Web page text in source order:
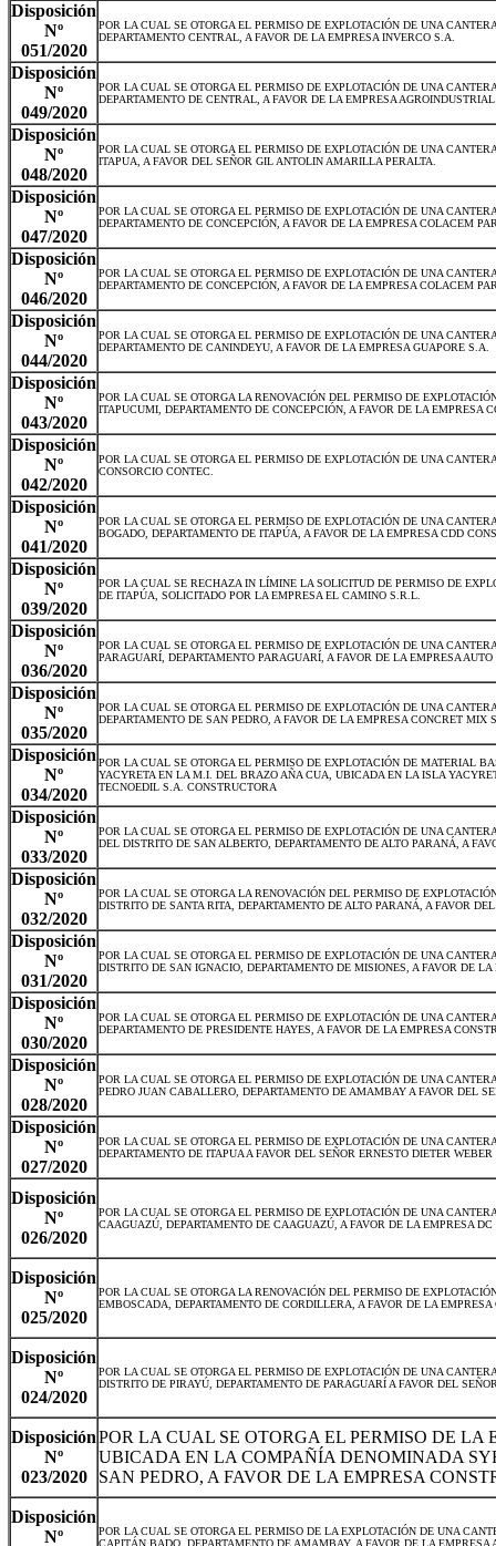
Disposición
Nº
051/2020
POR LA CUAL SE OTORGA EL PERMISO DE EXPLOTACIÓN DE UNA
DEPARTAMENTO CENTRAL, A FAVOR DE LA EMPRESA INVERCO S.A.
Disposición
Nº
049/2020
POR LA CUAL SE OTORGA EL PERMISO DE EXPLOTACIÓN DE UNA
DEPARTAMENTO DE CENTRAL, A FAVOR DE LA EMPRESA
Disposición
Nº
048/2020
POR LA CUAL SE OTORGA EL PERMISO DE EXPLOTACIÓN DE UNA
ITAPUA, A FAVOR DEL SEÑOR GIL ANTOLIN AMARILLA PERALTA.
Disposición
Nº
047/2020
POR LA CUAL SE OTORGA EL PERMISO DE EXPLOTACIÓN DE UNA
DEPARTAMENTO DE CONCEPCIÓN, A FAVOR DE LA EMPRESA COLACEM
Disposición
Nº
046/2020
POR LA CUAL SE OTORGA EL PERMISO DE EXPLOTACIÓN DE UNA
DEPARTAMENTO DE CONCEPCIÓN, A FAVOR DE LA EMPRESA COLACEM
Disposición
Nº
044/2020
POR LA CUAL SE OTORGA EL PERMISO DE EXPLOTACIÓN DE UNA
DEPARTAMENTO DE CANINDEYU, A FAVOR DE LA EMPRESA GUAPORE S.A.
Disposición
Nº
043/2020
POR LA CUAL SE OTORGA LA RENOVACIÓN DEL PERMISO DE
ITAPUCUMI, DEPARTAMENTO DE CONCEPCIÓN, A FAVOR DE LA EMPRESA
Disposición
Nº
042/2020
POR LA CUAL SE OTORGA EL PERMISO DE EXPLOTACIÓN DE UNA
CONSORCIO CONTEC.
Disposición
Nº
041/2020
POR LA CUAL SE OTORGA EL PERMISO DE EXPLOTACIÓN DE UNA
BOGADO, DEPARTAMENTO DE ITAPÚA, A FAVOR DE LA EMPRESA CDD
Disposición
Nº
039/2020
POR LA CUAL SE RECHAZA IN LÍMINE LA SOLICITUD DE PERMISO DE
DE ITAPÚA, SOLICITADO POR LA EMPRESA EL CAMINO S.R.L.
Disposición
Nº
036/2020
POR LA CUAL SE OTORGA EL PERMISO DE EXPLOTACIÓN DE UNA
PARAGUARÍ, DEPARTAMENTO PARAGUARÍ, A FAVOR DE LA EMPRESA
Disposición
Nº
035/2020
POR LA CUAL SE OTORGA EL PERMISO DE EXPLOTACIÓN DE UNA
DEPARTAMENTO DE SAN PEDRO, A FAVOR DE LA EMPRESA CONCRET MIX
Disposición
Nº
034/2020
POR LA CUAL SE OTORGA EL PERMISO DE EXPLOTACIÓN DE MATERIAL
YACYRETA EN LA M.I. DEL BRAZO AÑA CUA, UBICADA EN LA ISLA
TECNOEDIL S.A. CONSTRUCTORA
Disposición
Nº
033/2020
POR LA CUAL SE OTORGA EL PERMISO DE EXPLOTACIÓN DE UNA
DEL DISTRITO DE SAN ALBERTO, DEPARTAMENTO DE ALTO PARANÁ, A
Disposición
Nº
032/2020
POR LA CUAL SE OTORGA LA RENOVACIÓN DEL PERMISO DE
DISTRITO DE SANTA RITA, DEPARTAMENTO DE ALTO PARANÁ, A FAVOR
Disposición
Nº
031/2020
POR LA CUAL SE OTORGA EL PERMISO DE EXPLOTACIÓN DE UNA
DISTRITO DE SAN IGNACIO, DEPARTAMENTO DE MISIONES, A FAVOR DE
Disposición
Nº
030/2020
POR LA CUAL SE OTORGA EL PERMISO DE EXPLOTACIÓN DE UNA
DEPARTAMENTO DE PRESIDENTE HAYES, A FAVOR DE LA EMPRESA
Disposición
Nº
028/2020
POR LA CUAL SE OTORGA EL PERMISO DE EXPLOTACIÓN DE UNA
PEDRO JUAN CABALLERO, DEPARTAMENTO DE AMAMBAY A FAVOR DEL
Disposición
Nº
027/2020
POR LA CUAL SE OTORGA EL PERMISO DE EXPLOTACIÓN DE UNA
DEPARTAMENTO DE ITAPUA A FAVOR DEL SEÑOR ERNESTO DIETER
Disposición
Nº
026/2020
POR LA CUAL SE OTORGA EL PERMISO DE EXPLOTACIÓN DE UNA
CAAGUAZÚ, DEPARTAMENTO DE CAAGUAZÚ, A FAVOR DE LA EMPRESA
Disposición
Nº
025/2020
POR LA CUAL SE OTORGA LA RENOVACIÓN DEL PERMISO DE
EMBOSCADA, DEPARTAMENTO DE CORDILLERA, A FAVOR DE LA
Disposición
Nº
024/2020
POR LA CUAL SE OTORGA EL PERMISO DE EXPLOTACIÓN DE UNA
DISTRITO DE PIRAYÚ, DEPARTAMENTO DE PARAGUARÍ A FAVOR DEL
Disposición
Nº
023/2020
POR LA CUAL SE OTORGA EL PERMISO DE
UBICADA EN LA COMPAÑÍA DENOMINADA
SAN PEDRO, A FAVOR DE LA EMPRESA
Disposición
Nº
POR LA CUAL SE OTORGA EL PERMISO DE LA EXPLOTACIÓN DE UNA
CAPITÁN BADO, DEPARTAMENTO DE AMAMBAY, A FAVOR DE LA